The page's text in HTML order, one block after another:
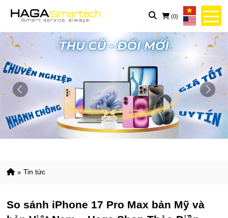
(0)
tin tức
So sánh iPhone 17 Pro Max bản Mỹ và